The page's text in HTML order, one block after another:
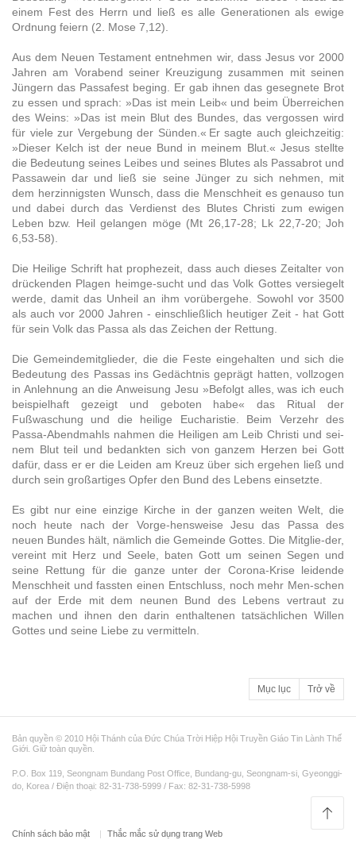
einem Fest des Herrn und ließ es alle Generationen als ewige
Ordnung feiern (2. Mose 7,12).
Aus dem Neuen Testament entnehmen wir, dass Jesus vor 2000
Jahren am Vorabend seiner Kreuzigung zusammen mit seinen
Jüngern das Passafest beging. Er gab ihnen das gesegnete Brot
zu essen und sprach: »Das ist mein Leib« und beim Überreichen
des Weins: »Das ist mein Blut des Bundes, das vergossen wird
für viele zur Vergebung der Sünden.« Er sagte auch gleichzeitig:
»Dieser Kelch ist der neue Bund in meinem Blut.« Jesus stellte
die Bedeutung seines Leibes und seines Blutes als Passabrot und
Passawein dar und ließ sie seine Jünger zu sich nehmen, mit
dem herzinnigsten Wunsch, dass die Menschheit es genauso tun
und dabei durch das Verdienst des Blutes Christi zum ewigen
Leben bzw. Heil gelangen möge (Mt 26,17-28; Lk 22,7-20; Joh
6,53-58).
Die Heilige Schrift hat prophezeit, dass auch dieses Zeitalter von
drückenden Plagen heimge-sucht und das Volk Gottes versiegelt
werde, damit das Unheil an ihm vorübergehe. Sowohl vor 3500
als auch vor 2000 Jahren - einschließlich heutiger Zeit - hat Gott
für sein Volk das Passa als das Zeichen der Rettung.
Die Gemeindemitglieder, die die Feste eingehalten und sich die
Bedeutung des Passas ins Gedächtnis geprägt hatten, vollzogen
in Anlehnung an die Anweisung Jesu »Befolgt alles, was ich euch
beispielhaft gezeigt und geboten habe« das Ritual der
Fußwaschung und die heilige Eucharistie. Beim Verzehr des
Passa-Abendmahls nahmen die Heiligen am Leib Christi und sei-
nem Blut teil und bedankten sich von ganzem Herzen bei Gott
dafür, dass er er die Leiden am Kreuz über sich ergehen ließ und
durch sein großartiges Opfer den Bund des Lebens einsetzte.
Es gibt nur eine einzige Kirche in der ganzen weiten Welt, die
noch heute nach der Vorge-hensweise Jesu das Passa des
neuen Bundes hält, nämlich die Gemeinde Gottes. Die Mitglie-der,
vereint mit Herz und Seele, baten Gott um seinen Segen und
seine Rettung für die ganze unter der Corona-Krise leidende
Menschheit und fassten einen Entschluss, noch mehr Men-schen
auf der Erde mit dem neunen Bund des Lebens vertraut zu
machen und ihnen den darin enthaltenen tatsächlichen Willen
Gottes und seine Liebe zu vermitteln.
Mục lục Trở về
Bản quyền © 2010 Hội Thánh của Đức Chúa Trời Hiệp Hội Truyền Giáo Tin Lành Thế
Giới. Giữ toàn quyền.
P.O. Box 119, Seongnam Bundang Post Office, Bundang-gu, Seongnam-si, Gyeonggi-
do, Korea / Điện thoại: 82-31-738-5999 / Fax: 82-31-738-5998
Chính sách bảo mật Thắc mắc sử dụng trang Web